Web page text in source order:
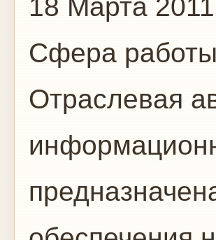
18 Марта
Сфера работы
Отраслевая